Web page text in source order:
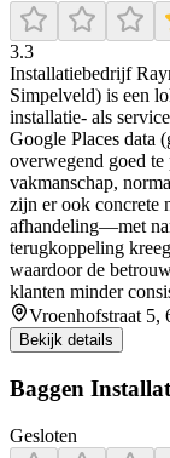
3.3
Installatiebedrijf
Simpelveld) is een
installatie- als
Google Places data
overwegend goed
vakmanschap,
zijn er ook concrete
afhandeling—met
terugkoppeling
waardoor de
klanten minder
Vroenhofstraat 5,
Bekijk details
Baggen
Gesloten